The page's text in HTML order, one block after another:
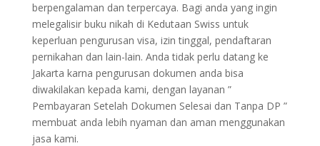
berpengalaman dan terpercaya. Bagi anda yang ingin
melegalisir buku nikah di Kedutaan Swiss untuk
keperluan pengurusan visa, izin tinggal, pendaftaran
pernikahan dan lain-lain. Anda tidak perlu datang ke
Jakarta karna pengurusan dokumen anda bisa
diwakilakan kepada kami, dengan layanan ”
Pembayaran Setelah Dokumen Selesai dan Tanpa DP ”
membuat anda lebih nyaman dan aman menggunakan
jasa kami.